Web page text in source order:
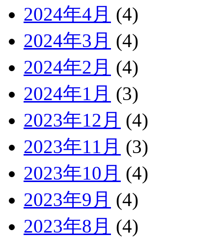
2024年4月 (4)
2024年3月 (4)
2024年2月 (4)
2024年1月 (3)
2023年12月 (4)
2023年11月 (3)
2023年10月 (4)
2023年9月 (4)
2023年8月 (4)